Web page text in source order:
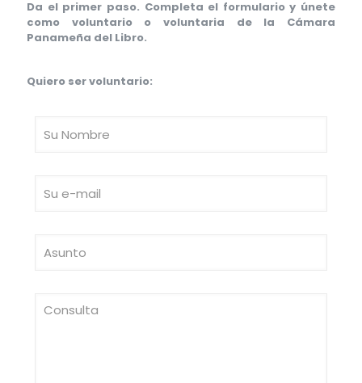
Da el primer paso. Completa el formulario y únete
como voluntario o voluntaria de la Cámara
Panameña del Libro.
Quiero ser voluntario: